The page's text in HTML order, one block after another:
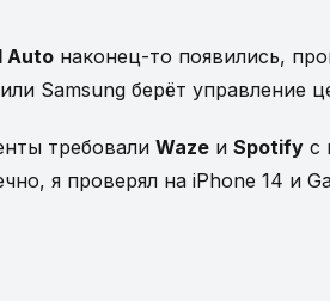
Auto наконец-то появились,
Samsung берёт управление
требовали Waze и Spotify с
я проверял на iPhone 14 и